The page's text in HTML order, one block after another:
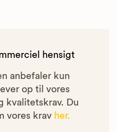
hensigt
anbefaler kun
op til vores
kvalitetskrav. Du
vores krav her.